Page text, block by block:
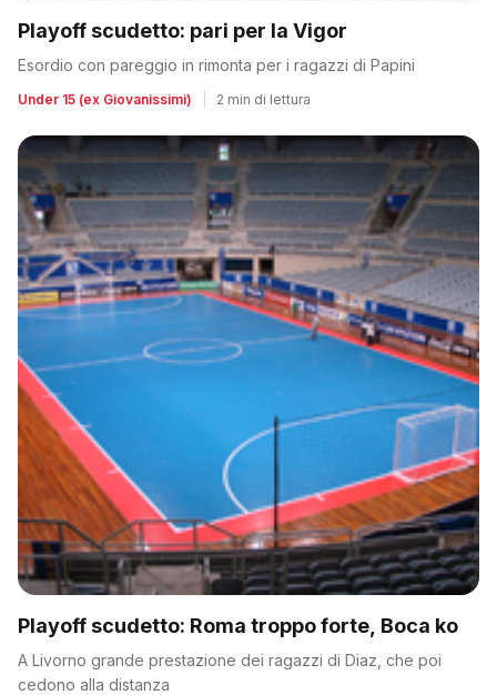
Playoff scudetto: pari per la Vigor
Esordio con pareggio in rimonta per i ragazzi di Papini
Under 15 (ex Giovanissimi) 2 min di lettura
Playoff scudetto: Roma troppo forte, Boca ko
A Livorno grande prestazione dei ragazzi di Diaz, che poi
cedono alla distanza